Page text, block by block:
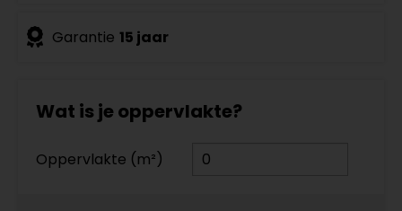
Garantie 15 jaar
Wat is je oppervlakte?
Oppervlakte (m²)